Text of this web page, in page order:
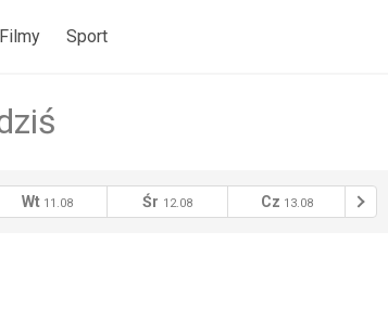
Filmy Sport
Wt 11.08 Śr 12.08 Cz 13.08